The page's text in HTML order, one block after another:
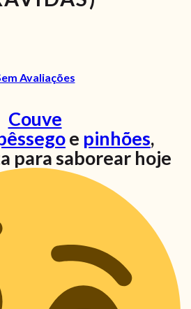
Avaliações
Couve
e pinhões,
para saborear hoje